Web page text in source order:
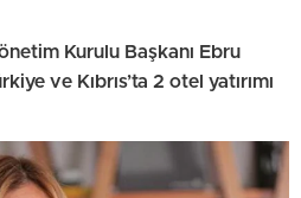
Kurulu Başkanı Ebru
ve Kıbrıs’ta 2 otel yatırımı